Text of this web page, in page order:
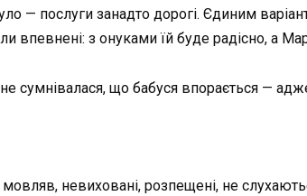
— послуги занадто дорогі. Єдиним
впевнені: з онуками їй буде радісно, а
сумнівалася, що бабуся впорається —
невиховані, розпещені, не